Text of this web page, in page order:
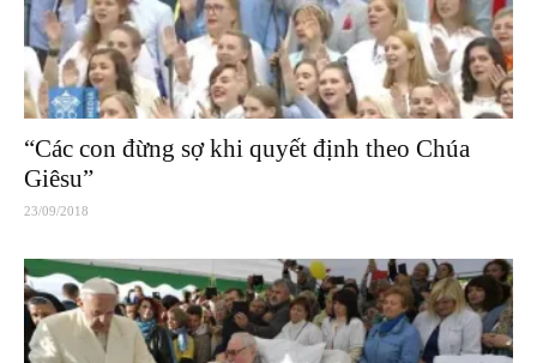
“Các con đừng sợ khi quyết định theo Chúa
Giêsu”
23/09/2018